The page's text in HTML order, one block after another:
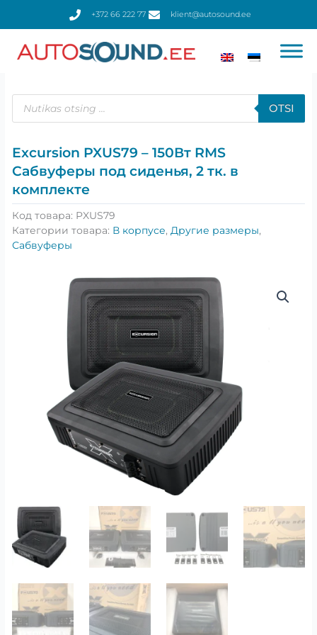
+372 66 222 77 klient@autosound.ee
Поиск
товаров
OTSI
Excursion PXUS79 – 150Вт RMS
Сабвуферы под сиденья, 2 тк. в
комплекте
Код товара: PXUS79
Категории товара: В корпусе, Другие размеры,
Сабвуферы